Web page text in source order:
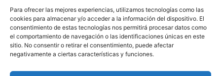
Para ofrecer las mejores experiencias, utilizamos tecnologías como las
cookies para almacenar y/o acceder a la información del dispositivo. El
consentimiento de estas tecnologías nos permitirá procesar datos como
el comportamiento de navegación o las identificaciones únicas en este
sitio. No consentir o retirar el consentimiento, puede afectar
negativamente a ciertas características y funciones.
contribuyendo así, con la preservación de esta especie.
De acuerdo con Ley 8 del 4 de enero de 2008, Que
aprueba la “CONVENCIÓN INTERAMERICANA PARA LA
PROTECCIÓN Y CONSERVACIÓN DE LAS TORTUGAS
MARINAS” está prohibida la captura, retención o muerte